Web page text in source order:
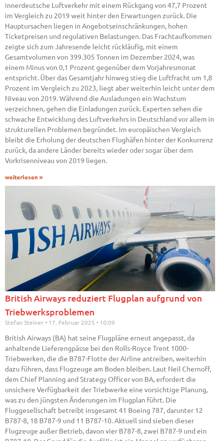
innerdeutsche Luftverkehr mit einem Rückgang von 47,7 Prozent
im Vergleich zu 2019 weit hinter den Erwartungen zurück. Die
Hauptursachen liegen in Angebotseinschränkungen, hohen
Ticketpreisen und regulativen Belastungen. Das Frachtaufkommen
zeigte sich zum Jahresende leicht rückläufig, mit einem
Gesamtvolumen von 399.305 Tonnen im Dezember 2024, was
einem Minus von 0,1 Prozent gegenüber dem Vorjahresmonat
entspricht. Über das Gesamtjahr hinweg stieg die Luftfracht um 1,8
Prozent im Vergleich zu 2023, liegt aber weiterhin leicht unter dem
Niveau von 2019. Während die Ausladungen ein Wachstum
verzeichnen, gehen die Einladungen zurück. Experten sehen die
schwache Entwicklung des Luftverkehrs in Deutschland vor allem in
strukturellen Problemen begründet. Im europäischen Vergleich
bleibt die Erholung der deutschen Flughäfen hinter der Konkurrenz
zurück, da andere Länder bereits wieder oder sogar über dem
Vorkrisenniveau von 2019 liegen.
weiterlesen »
British Airways reduziert Flugplan aufgrund von
Triebwerksproblemen
Stefan Steiner 17. Februar 2025 10:09
British Airways (BA) hat seine Flugpläne erneut angepasst, da
anhaltende Lieferengpässe bei den Rolls-Royce Trent 1000-
Triebwerken, die die B787-Flotte der Airline antreiben, weiterhin
dazu führen, dass Flugzeuge am Boden bleiben. Laut Neil Chernoff,
dem Chief Planning and Strategy Officer von BA, erfordert die
unsichere Verfügbarkeit der Triebwerke eine vorsichtige Planung,
was zu den jüngsten Änderungen im Flugplan führt. Die
Fluggesellschaft betreibt insgesamt 41 Boeing 787, darunter 12
B787-8, 18 B787-9 und 11 B787-10. Aktuell sind sieben dieser
Flugzeuge außer Betrieb, davon vier B787-8, zwei B787-9 und ein